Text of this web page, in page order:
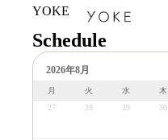
YOKE
Schedule
2026年8月
月 火 水 木
27
28 29 30